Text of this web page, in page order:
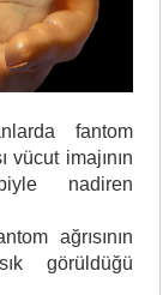
fantom
vücut imajının
nadiren
ağrısının
görüldüğü